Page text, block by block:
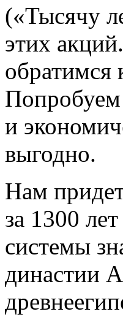
(«Тысячу
этих
обратимся
Попробуем
и
выгодно.
Нам
за 1300
системы
династии